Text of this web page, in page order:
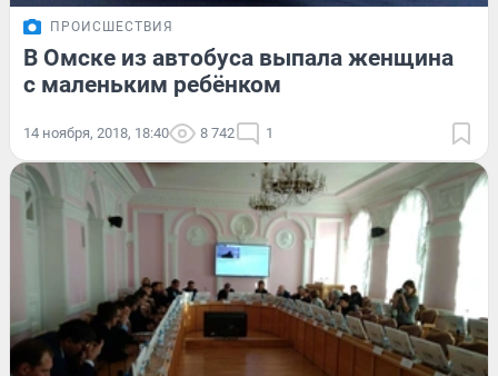
ПРОИСШЕСТВИЯ
В Омске из автобуса выпала женщина
с маленьким ребёнком
14 ноября, 2018, 18:40 8 742 1